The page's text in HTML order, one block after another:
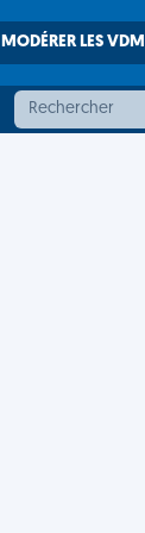
MODÉRER LES VDM